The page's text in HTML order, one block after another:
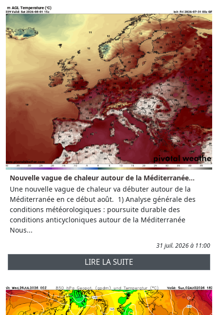
Nouvelle vague de chaleur autour de la Méditerranée...
Une nouvelle vague de chaleur va débuter autour de la
Méditerranée en ce début août. 1) Analyse générale des
conditions météorologiques : poursuite durable des
conditions anticycloniques autour de la Méditerranée
Nous...
31 juil. 2026 à 11:00
LIRE LA SUITE